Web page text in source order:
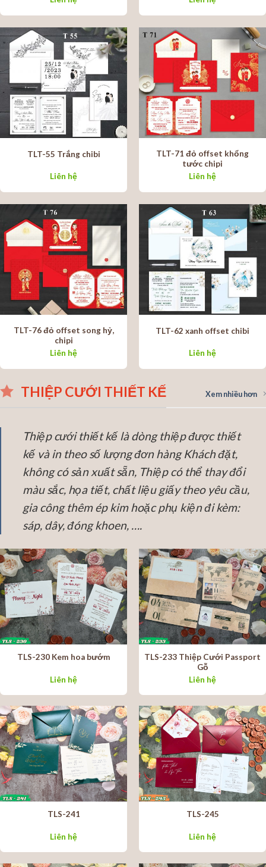
TLT-55 Trắng chibi
Liên hệ
TLT-71 đỏ offset khổng
tước chipi
Liên hệ
TLT-76 đỏ offset song hỷ,
chipi
Liên hệ
TLT-62 xanh offset chibi
Liên hệ
THIỆP CƯỚI THIẾT KẾ Xem nhiều hơn
Thiệp cưới thiết kế là dòng thiệp được thiết
kế và in theo số lượng đơn hàng Khách đặt,
không có sản xuất sẵn, Thiệp có thể thay đổi
màu sắc, họa tiết, chất liệu giấy theo yêu cầu,
gia công thêm ép kim hoặc phụ kiện đi kèm:
sáp, dây, đóng khoen, ….
TLS-230 Kem hoa bướm
Liên hệ
TLS-233 Thiệp Cưới Passport
Gỗ
Liên hệ
TLS-241
Liên hệ
TLS-245
Liên hệ